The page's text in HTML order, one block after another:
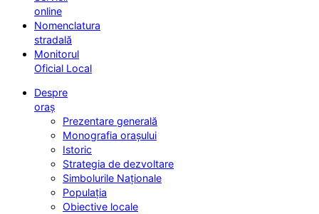
online
Nomenclatura
stradală
Monitorul
Oficial Local
Despre
oraș
Prezentare generală
Monografia orașului
Istoric
Strategia de dezvoltare
Simbolurile Naționale
Populația
Obiective locale